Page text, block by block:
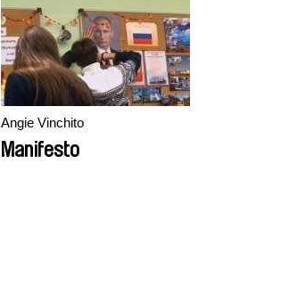
Angie Vinchito
Manifesto